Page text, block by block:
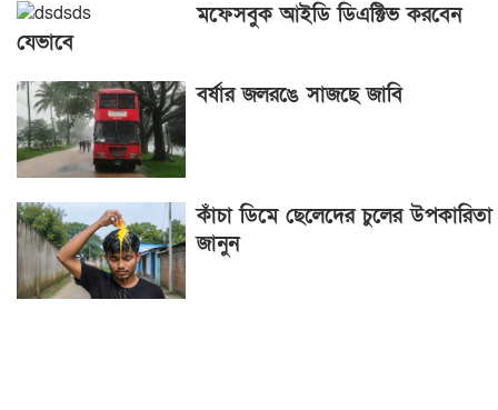
মফেসবুক আইডি ডিএক্টিভ করবেন
যেভাবে
বর্ষার জলরঙে সাজছে জাবি
কাঁচা ডিমে ছেলেদের চুলের উপকারিতা
জানুন